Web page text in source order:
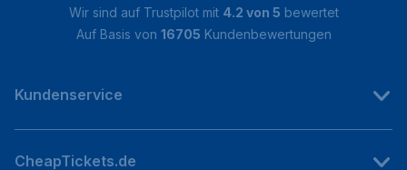
Wir sind auf Trustpilot mit 4.2 von 5 bewertet
Auf Basis von 16705 Kundenbewertungen
Kundenservice
CheapTickets.de